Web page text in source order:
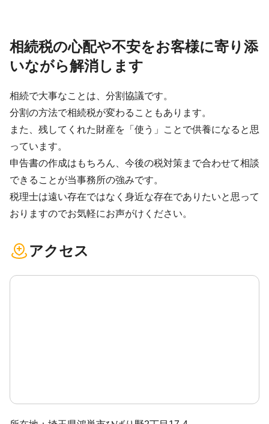
相続税の心配や不安をお客様に寄り添
いながら解消します
相続で大事なことは、分割協議です。
分割の方法で相続税が変わることもあります。
また、残してくれた財産を「使う」ことで供養になると思
っています。
申告書の作成はもちろん、今後の税対策まで合わせて相談
できることが当事務所の強みです。
税理士は遠い存在ではなく身近な存在でありたいと思って
おりますのでお気軽にお声がけください。
アクセス